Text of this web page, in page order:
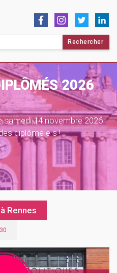
2026
samedi 14 novembre 2026
diplômé·e·s !
Rennes